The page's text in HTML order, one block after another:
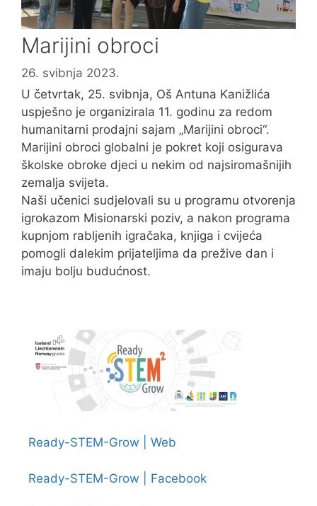
Marijini obroci
26. svibnja 2023.
U četvrtak, 25. svibnja, Oš Antuna Kanižlića
uspješno je organizirala 11. godinu za redom
humanitarni prodajni sajam „Marijini obroci“.
Marijini obroci globalni je pokret koji osigurava
školske obroke djeci u nekim od najsiromašnijih
zemalja svijeta.
Naši učenici sudjelovali su u programu otvorenja
igrokazom Misionarski poziv, a nakon programa
kupnjom rabljenih igračaka, knjiga i cvijeća
pomogli dalekim prijateljima da prežive dan i
imaju bolju budućnost.
Ready-STEM-Grow | Web
Ready-STEM-Grow | Facebook